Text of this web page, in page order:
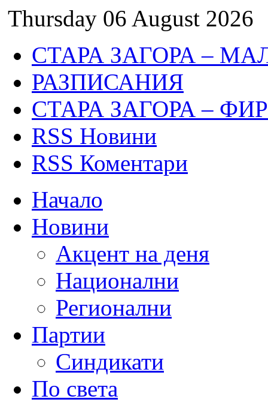
Thursday 06 August 2026
СТАРА ЗАГОРА –
РАЗПИСАНИЯ
СТАРА ЗАГОРА –
RSS Новини
RSS Коментари
Начало
Новини
Акцент на деня
Национални
Регионални
Партии
Синдикати
По света